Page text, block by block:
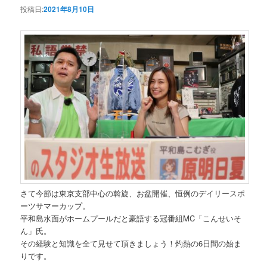
投稿日:2021年8月10日
さて今節は東京支部中心の斡旋、お盆開催、恒例のデイリースポ
ーツサマーカップ。
平和島水面がホームプールだと豪語する冠番組MC「こんせいそ
ん」氏。
その経験と知識を全て見せて頂きましょう！灼熱の6日間の始ま
りです。